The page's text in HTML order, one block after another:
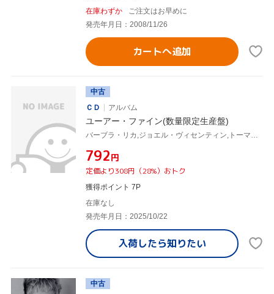
在庫わずか
ご注文はお早めに
発売年月日：2008/11/26
カートへ追加
中古
ＣＤ
アルバム
ユーアー・ファイン(数量限定生産盤)
¥792円
定価より308円（28%）おトク
獲得ポイント 7P
在庫なし
発売年月日：2025/10/22
入荷したら知りたい
中古